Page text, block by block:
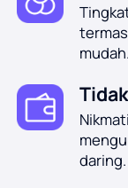
Pemanjang
Pencerah
Konversi PDF
PDF ke JPG
WORD ke JPG
mudah.
daring.